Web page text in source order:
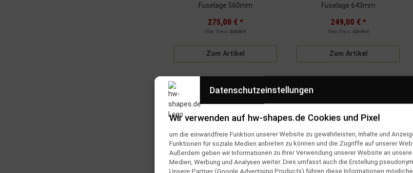
Fuselage 560mm
275,00 € *
Alter Preis: 325,00 €
Zum Artikel
Fuselage 643mm
249,00 € *
Alter Preis: 329,90 €
Zum Artikel
Datenschutzeinstellungen
Wir verwenden auf hw-shapes.de Cookies und Pixel
um die einwandfreie Funktion unserer Website zu gewährleisten, Inhalte und
Funktionen für soziale Medien anbieten zu können und die Zugriffe auf unserer
Außerdem geben wir Informationen zu Ihrer Verwendung unserer Website an
Medien, Werbung und Analysen weiter. Dies umfasst auch die Erstellung
Unsere Partner (Google Advertising Products) führen diese Informationen